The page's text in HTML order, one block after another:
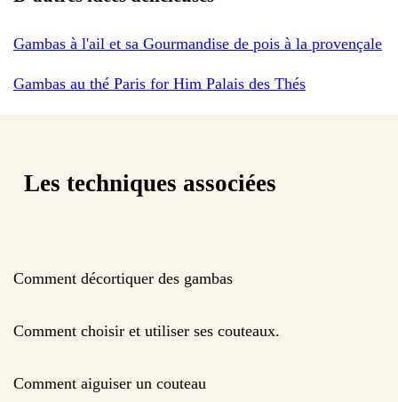
Gambas à l'ail et sa Gourmandise de pois à la provençale
Gambas au thé Paris for Him Palais des Thés
Les techniques associées
Comment décortiquer des gambas
Comment choisir et utiliser ses couteaux.
Comment aiguiser un couteau